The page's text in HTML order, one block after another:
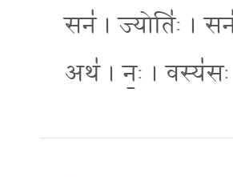
सन॑ । ज्योतिः॑ ।
अथ॑ । नः॒ ।